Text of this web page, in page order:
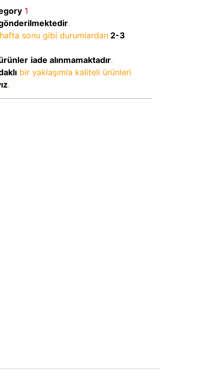
1
.
hafta sonu gibi durumlardan 2-3
iade alınmamaktadır.
bir yaklaşımla kaliteli ürünleri
.